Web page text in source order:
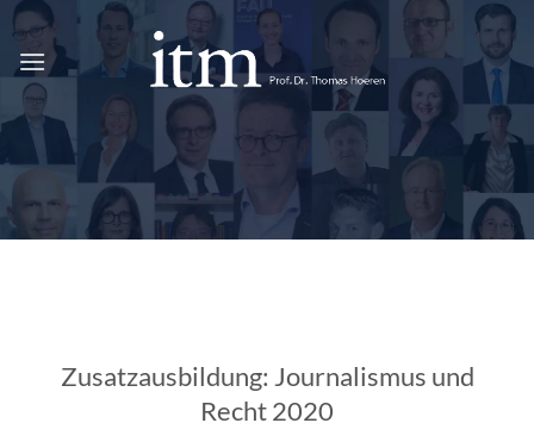
Zum
springen
Zusatzausbildung: Journalismus und
Recht 2020